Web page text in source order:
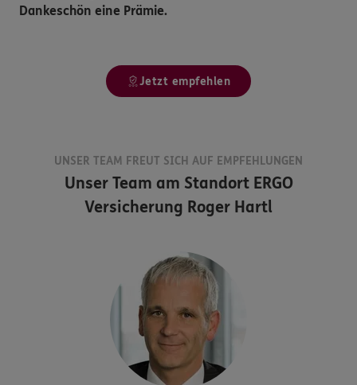
Dankeschön eine Prämie.
Jetzt empfehlen
UNSER TEAM FREUT SICH AUF EMPFEHLUNGEN
Unser Team am StandortERGO
Versicherung Roger Hartl